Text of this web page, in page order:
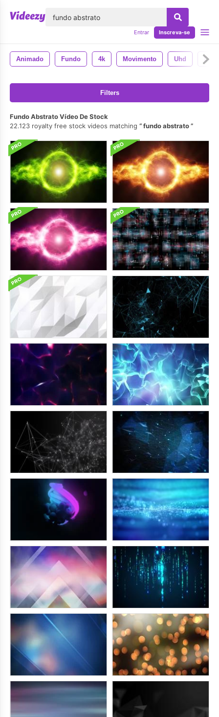
Entrar Inscreva-se
Animado Fundo 4k Movimento Uhd
Filters
Fundo Abstrato Vídeo De Stock
22.123 royalty free stock videos matching
fundo abstrato